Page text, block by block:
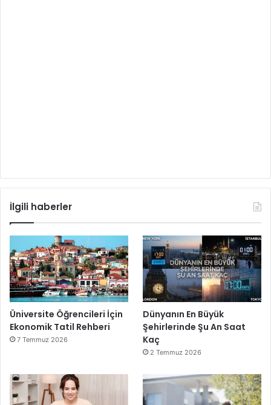
İlgili haberler
Üniversite Öğrencileri İçin
Ekonomik Tatil Rehberi
7 Temmuz 2026
Dünyanın En Büyük
Şehirlerinde Şu An Saat
Kaç
2 Temmuz 2026